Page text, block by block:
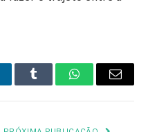
Tumblr WhatsApp
E-